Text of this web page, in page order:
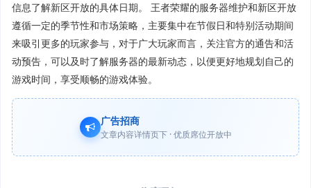
信息了解新区开放的具体日期。 王者荣耀的服务器维护和新区开放
遵循一定的季节性和市场策略，主要集中在节假日和特别活动期间
来吸引更多的玩家参与，对于广大玩家而言，关注官方的通告和活
动预告，可以及时了解服务器的最新动态，以便更好地规划自己的
游戏时间，享受顺畅的游戏体验。
广告招商
文章内容详情页下 · 优质席位开放中